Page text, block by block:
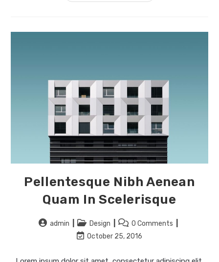
Pellentesque Nibh Aenean
Quam In Scelerisque
admin Design
0 Comments
October 25, 2016